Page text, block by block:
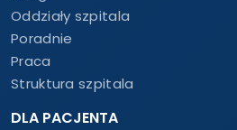
Oddziały szpitala
Poradnie
Praca
Struktura szpitala
DLA PACJENTA